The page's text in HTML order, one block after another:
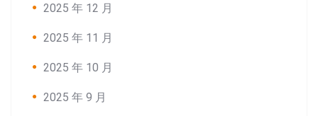
2025 年 12 月
2025 年 11 月
2025 年 10 月
2025 年 9 月